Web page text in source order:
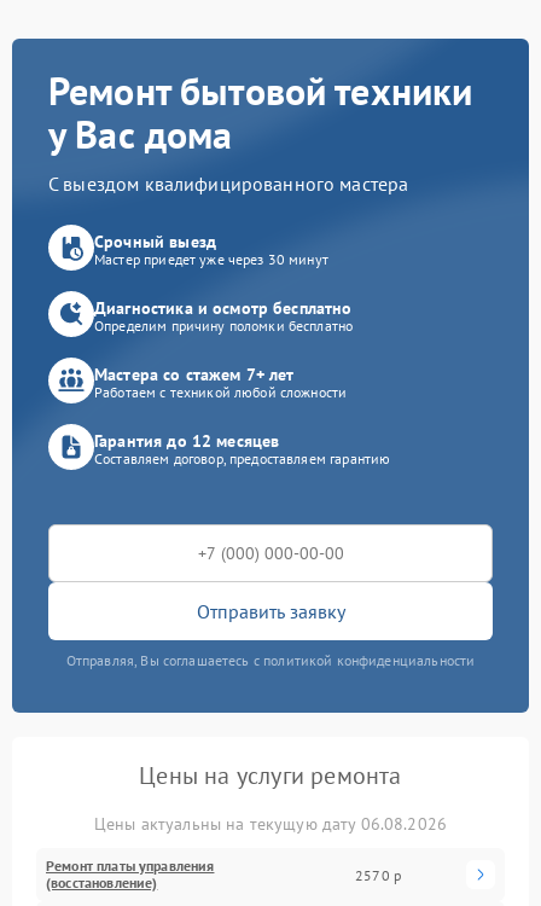
Ремонт бытовой техники
у Вас дома
С выездом квалифицированного мастера
Срочный выезд
Мастер приедет уже через 30 минут
Диагностика и осмотр бесплатно
Определим причину поломки бесплатно
Мастера со стажем 7+ лет
Работаем с техникой любой сложности
Гарантия до 12 месяцев
Составляем договор, предоставляем гарантию
Отправить заявку
Отправляя, Вы соглашаетесь с политикой конфиденциальности
Цены на услуги ремонта
Цены актуальны на текущую дату 06.08.2026
Ремонт платы управления
(восстановление)
2570 р